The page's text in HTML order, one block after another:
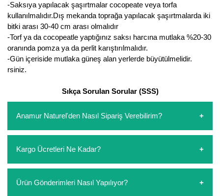
-Saksıya yapılacak şaşırtmalar cocopeate veya torfa
kullanılmalıdır.Dış mekanda toprağa yapılacak şaşırtmalarda iki
bitki arası 30-40 cm arası olmalıdır
-Torf ya da cocopeatle yaptığınız saksı harcına mutlaka %20-30
oranında pomza ya da perlit karıştırılmalıdır.
-Gün içeriside mutlaka güneş alan yerlerde büyütülmelidir.
rsiniz.
Sıkça Sorulan Sorular (SSS)
Anamur Naturel'den Nasıl Sipariş Verebilirim?
oluşturarak,iletişim numaralarımızdan bizi arayarak veya
whatsapp hattımızdan bizlere isteklerinizi yazarak sipariş
ödemelerini sipariş verdikten sonra havale/eft veya sipariş
Kargo Ücretleri Ne Kadar?
etmeyin diye 1500 lira ve üzerindeki siparişlerinizde
Ürün Gönderimleri Nasıl Yapılıyor?
Kuşburnu Fidanı
Liçi Fidanı
Longan Fidanı
Malta Eriği Fidanı
Melez Meyveler
Murt Fidanı
Muz Fidanı